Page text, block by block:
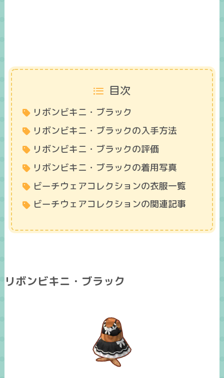
目次
リボンビキニ・ブラック
リボンビキニ・ブラックの入手方法
リボンビキニ・ブラックの評価
リボンビキニ・ブラックの着用写真
ビーチウェアコレクションの衣服一覧
ビーチウェアコレクションの関連記事
リボンビキニ・ブラック